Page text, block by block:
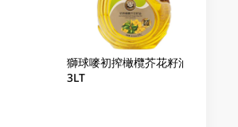
獅球嘜初搾橄欖芥花籽油
3LT